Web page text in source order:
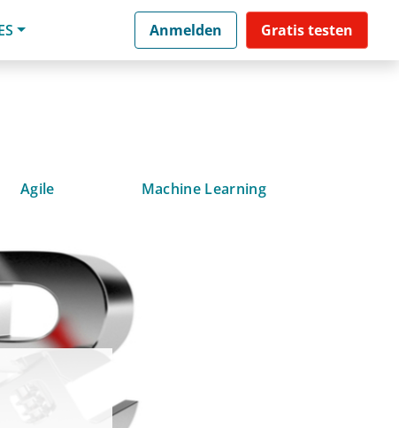
Anmelden Gratis testen
Agile Machine Learning